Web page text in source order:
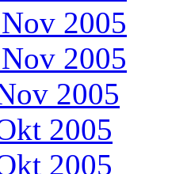
2005
2005
2005
2005
2005